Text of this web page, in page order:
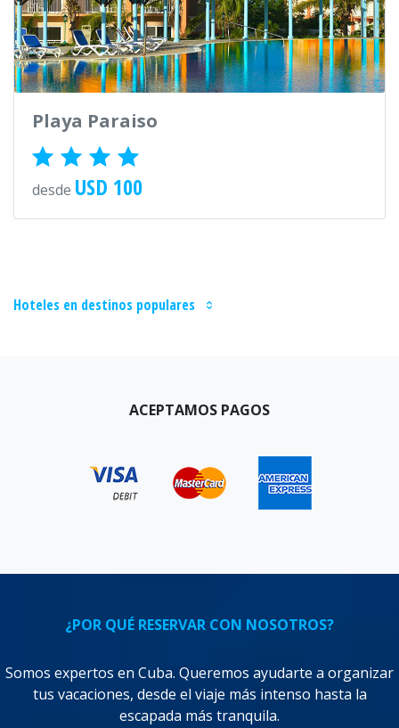
Playa Paraiso
desde USD 100
Hoteles en destinos populares
ACEPTAMOS PAGOS
¿POR QUÉ RESERVAR CON NOSOTROS?
Somos expertos en Cuba. Queremos ayudarte a organizar
tus vacaciones, desde el viaje más intenso hasta la
escapada más tranquila.